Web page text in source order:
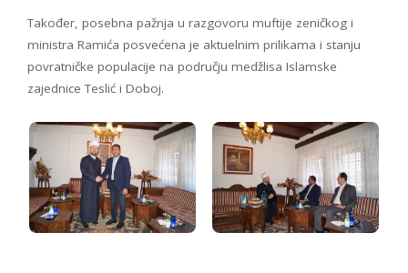
Također, posebna pažnja u razgovoru muftije zeničkog i
ministra Ramića posvećena je aktuelnim prilikama i stanju
povratničke populacije na području medžlisa Islamske
zajednice Teslić i Doboj.